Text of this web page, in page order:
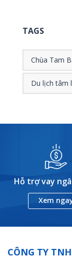
TAGS
Chùa Tam
Du lịch tâm
Hỗ trợ vay
Xem
CÔNG TY